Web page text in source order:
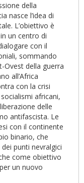
della
nasce l’idea di
L’obiettivo è
un centro di
con il
sommando
Ovest della guerra
all’Africa
con la crisi
africani,
delle
antifascista. Le
con il continente
binario, che
punti nevralgici
come obiettivo
un nuovo